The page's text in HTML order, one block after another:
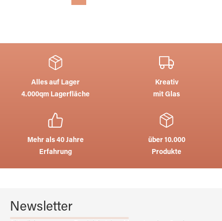
Alles auf Lager
4.000qm Lagerfläche
Kreativ
mit Glas
Mehr als 40 Jahre
Erfahrung
über 10.000
Produkte
Newsletter